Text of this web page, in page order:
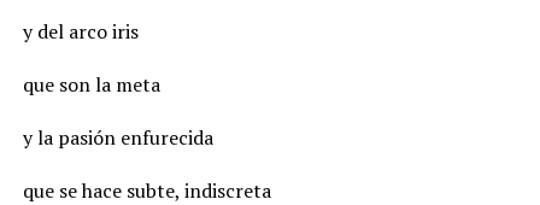
y del arco iris
que son la meta
y la pasión enfurecida
que se hace subte, indiscreta